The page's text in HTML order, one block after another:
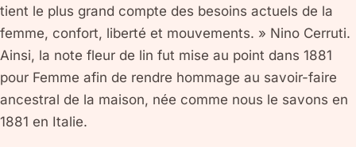
tient le plus grand compte des besoins actuels de la
femme, confort, liberté et mouvements. » Nino Cerruti.
Ainsi, la note fleur de lin fut mise au point dans 1881
pour Femme afin de rendre hommage au savoir-faire
ancestral de la maison, née comme nous le savons en
1881 en Italie.